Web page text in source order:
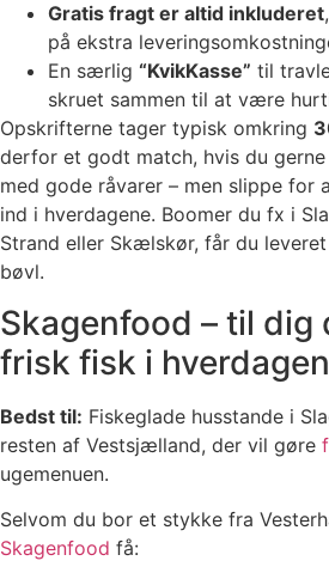
Gratis fragt er altid inkluderet
på ekstra
En særlig “KvikKasse” til
skruet sammen til at være
Opskrifterne tager typisk omkring
derfor et godt match, hvis du gerne
med gode råvarer – men slippe
ind i hverdagene. Boomer du fx i
Strand eller Skælskør, får du
bøvl.
Skagenfood – til dig
frisk fisk i hverdagen
Bedst til: Fiskeglade husstande i
resten af Vestsjælland, der vil gøre
ugemenuen.
Selvom du bor et stykke fra
Skagenfood få: